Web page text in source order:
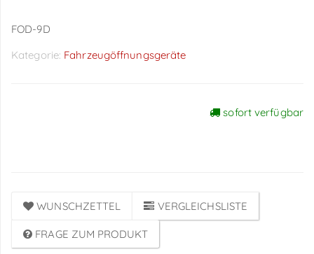
FOD-9D
Kategorie: Fahrzeugöffnungsgeräte
sofort verfügbar
WUNSCHZETTEL VERGLEICHSLISTE
FRAGE ZUM PRODUKT